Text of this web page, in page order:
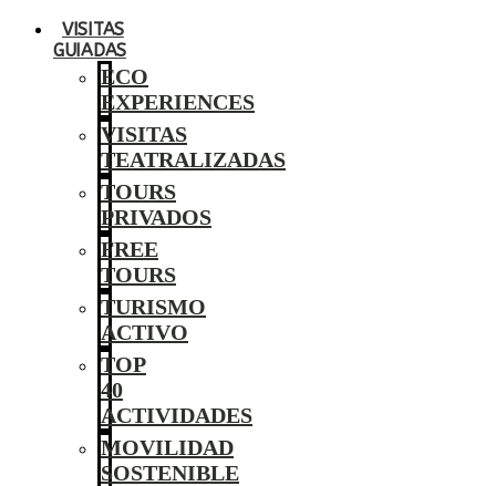
VISITAS
GUIADAS
ECO
EXPERIENCES
VISITAS
TEATRALIZADAS
TOURS
PRIVADOS
FREE
TOURS
TURISMO
ACTIVO
TOP
40
ACTIVIDADES
MOVILIDAD
SOSTENIBLE